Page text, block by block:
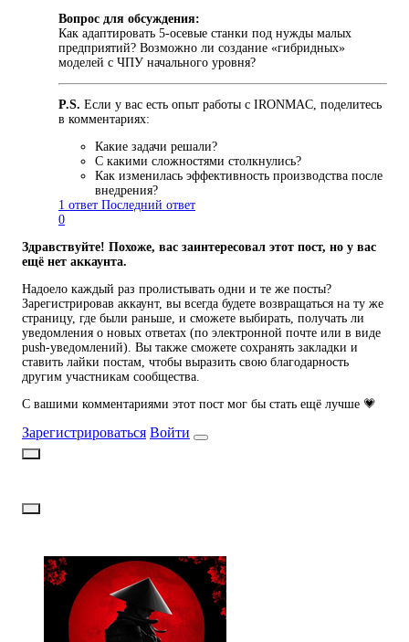
Вопрос для обсуждения:
Как адаптировать 5-осевые станки под нужды малых
предприятий? Возможно ли создание «гибридных»
моделей с ЧПУ начального уровня?
P.S. Если у вас есть опыт работы с IRONMAC, поделитесь
в комментариях:
Какие задачи решали?
С какими сложностями столкнулись?
Как изменилась эффективность производства после
внедрения?
1 ответ Последний ответ
0
Здравствуйте! Похоже, вас заинтересовал этот пост, но у вас
ещё нет аккаунта.
Надоело каждый раз пролистывать одни и те же посты?
Зарегистрировав аккаунт, вы всегда будете возвращаться на ту же
страницу, где были раньше, и сможете выбирать, получать ли
уведомления о новых ответах (по электронной почте или в виде
push-уведомлений). Вы также сможете сохранять закладки и
ставить лайки постам, чтобы выразить свою благодарность
другим участникам сообщества.
С вашими комментариями этот пост мог бы стать ещё лучше 💗
Зарегистрироваться Войти